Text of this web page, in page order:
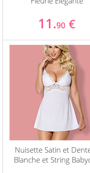
11.90 €
Nuisette Satin et
Blanche et String